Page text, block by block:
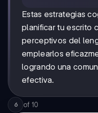
Estas estrategias
planificar tu escrito
perceptivos del
emplearlos
logrando una
efectiva.
6 of 10